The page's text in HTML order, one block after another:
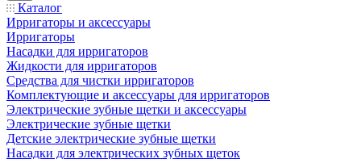
Каталог
Ирригаторы и аксессуары
Ирригаторы
Насадки для ирригаторов
Жидкости для ирригаторов
Средства для чистки ирригаторов
Комплектующие и аксессуары для ирригаторов
Электрические зубные щетки и аксессуары
Электрические зубные щетки
Детские электрические зубные щетки
Насадки для электрических зубных щеток